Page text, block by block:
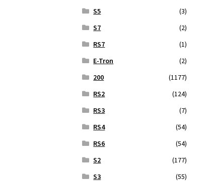
S5
(3)
S7
(2)
RS7
(1)
E-Tron
(2)
200
(1177)
RS2
(124)
RS3
(7)
RS4
(54)
RS6
(54)
S2
(177)
S3
(55)